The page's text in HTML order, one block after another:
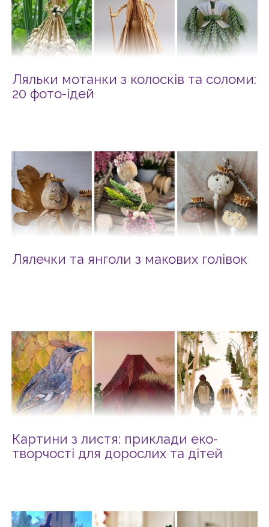
Ляльки мотанки з колосків та соломи:
20 фото-ідей
Лялечки та янголи з макових голівок
Картини з листя: приклади еко-
творчості для дорослих та дітей